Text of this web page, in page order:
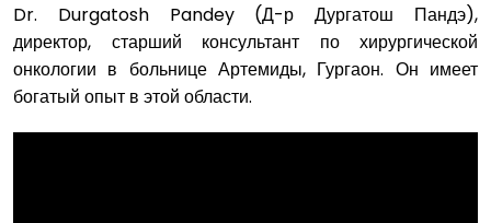
Dr. Durgatosh Pandey (Д-р Дургатош Пандэ),
директор, старший консультант по хирургической
онкологии в больнице Артемиды, Гургаон. Он имеет
богатый опыт в этой области.